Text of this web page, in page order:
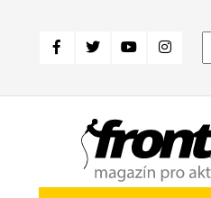
hlavnímu